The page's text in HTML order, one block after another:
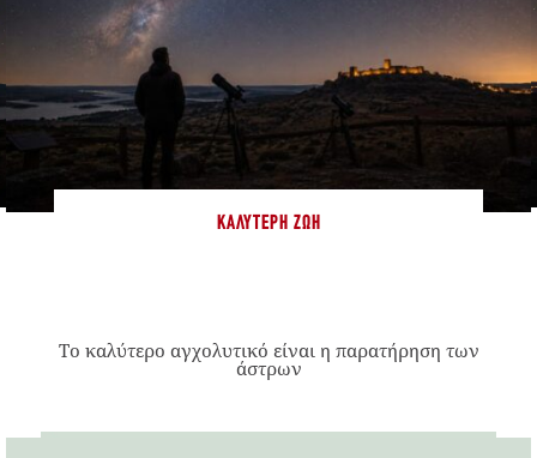
ΚΑΛΎΤΕΡΗ ΖΩΉ
Το καλύτερο αγχολυτικό είναι η παρατήρηση των
άστρων